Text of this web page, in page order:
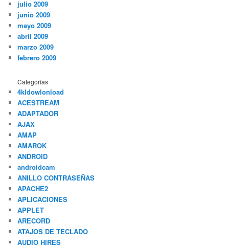
julio 2009
junio 2009
mayo 2009
abril 2009
marzo 2009
febrero 2009
Categorías
4kldowlonload
ACESTREAM
ADAPTADOR
AJAX
AMAP
AMAROK
ANDROID
androidcam
ANILLO CONTRASEÑAS
APACHE2
APLICACIONES
APPLET
ARECORD
ATAJOS DE TECLADO
AUDIO HIRES